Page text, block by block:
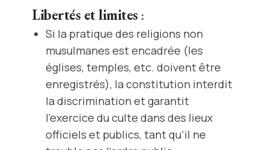
Libertés et limites :
Si la pratique des religions non
musulmanes est encadrée (les
églises, temples, etc. doivent être
enregistrés), la constitution interdit
la discrimination et garantit
l’exercice du culte dans des lieux
officiels et publics, tant qu’il ne